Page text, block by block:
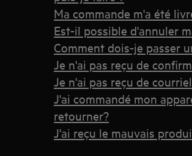
Ma commande m'a été
Est-il possible d'annuler
Comment dois-je passer
Je n'ai pas reçu de
Je n'ai pas reçu de
J'ai commandé mon
retourner?
J'ai reçu le mauvais